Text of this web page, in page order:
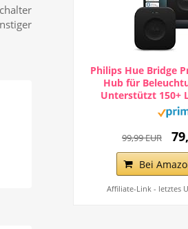
Philips Hue Bridge
Hub für
Unterstützt 150+
99,99 EUR
Bei
Affiliate-Link - letztes